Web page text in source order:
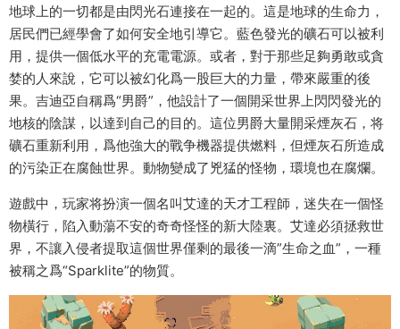
地球上的一切都是由閃光石連接在一起的。這是地球的生命力，
居民們已經學會了如何安全地引導它。藍色發光的礦石可以被利
用，提供一個低水平的充電電源。或者，對于那些足夠勇敢或貪
婪的人來說，它可以被幻化爲一股巨大的力量，帶來嚴重的後
果。吉迪亞自稱爲“男爵”，他設計了一個開采世界上閃閃發光的
地核的陰謀，以達到自己的目的。這位男爵大量開采煙灰石，将
礦石重新利用，爲他強大的戰争機器提供燃料，但煙灰石所造成
的污染正在腐蝕世界。動物變成了兇猛的怪物，環境也在腐爛。
遊戲中，玩家将扮演一個名叫艾達的天才工程師，迷失在一個怪
物橫行，陷入動蕩不安的奇奇怪怪的新大陸裏。艾達必須拯救世
界，不讓入侵者提取這個世界僅剩的最後一滴”生命之血”，一種
被稱之爲“Sparklite”的物質。